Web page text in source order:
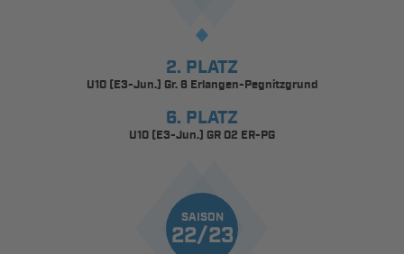
2. PLATZ
U10 (E3-Jun.) Gr. 6 Erlangen-Pegnitzgrund
6. PLATZ
U10 (E3-Jun.) GR 02 ER-PG
SAISON
22/23